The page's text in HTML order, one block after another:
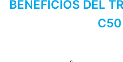
BENEFICIOS DEL
C50